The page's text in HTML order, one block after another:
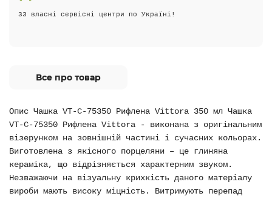
33 власні сервісні центри по Україні!
Все про товар
Опис Чашка VT-C-75350 Рифлена Vittora 350 мл Чашка
VT-C-75350 Рифлена Vittora - виконана з оригінальним
візерунком на зовнішній частині і сучасних кольорах.
Виготовлена з якісного порцеляни – це глиняна
кераміка, що відрізняється характерним звуком.
Незважаючи на візуальну крихкість даного матеріалу
вироби мають високу міцність. Витримують перепад